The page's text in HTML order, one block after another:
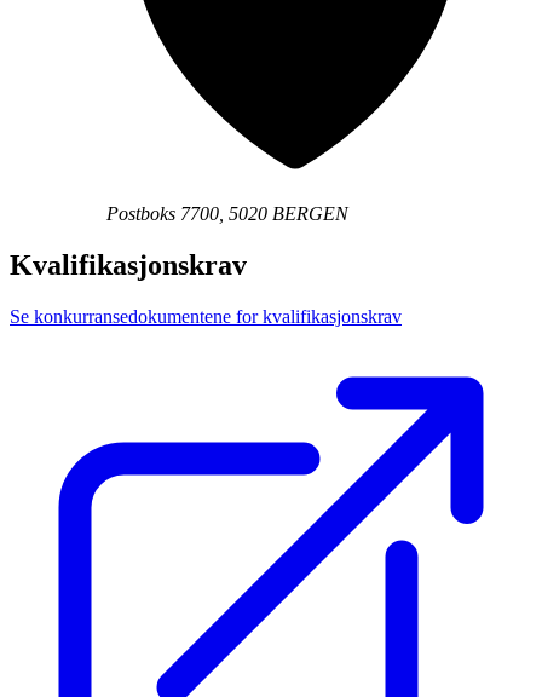
Postboks 7700, 5020 BERGEN
Kvalifikasjonskrav
Se konkurransedokumentene for kvalifikasjonskrav